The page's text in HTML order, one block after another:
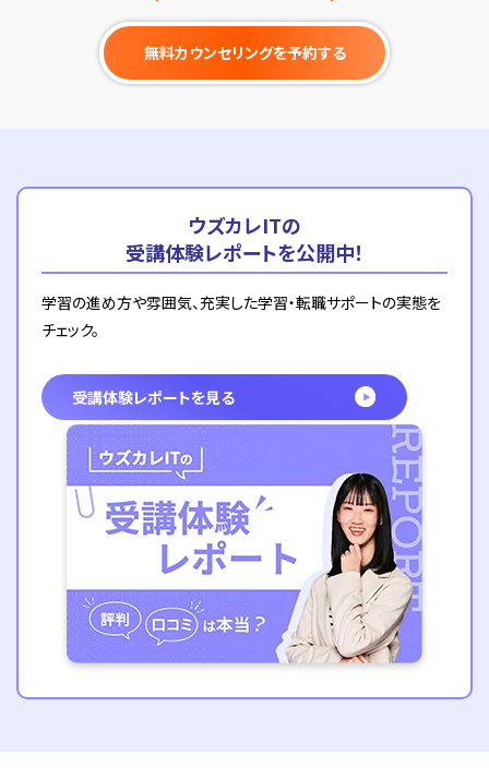
無料カウンセリングを予約する
ウズカレITの
受講体験レポートを公開中！
学習の進め方や雰囲気、充実した学習・転職サポートの実態を
チェック。
受講体験レポートを見る